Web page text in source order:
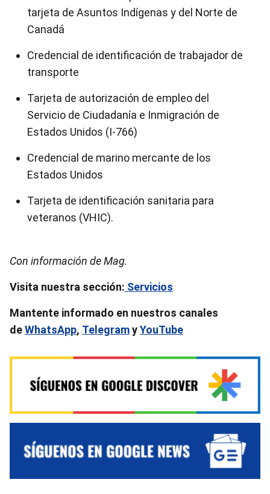
tarjeta de Asuntos Indígenas y del Norte de
Canadá
Credencial de identificación de trabajador de
transporte
Tarjeta de autorización de empleo del
Servicio de Ciudadanía e Inmigración de
Estados Unidos (I-766)
Credencial de marino mercante de los
Estados Unidos
Tarjeta de identificación sanitaria para
veteranos (VHIC).
Con información de Mag.
Visita nuestra sección: Servicios
Mantente informado en nuestros canales
deWhatsApp, TelegramyYouTube